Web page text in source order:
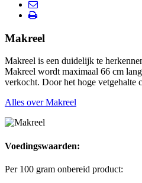
WhatsApp
Via
Print
Makreel
Makreel is een duidelijk te
Makreel wordt maximaal 66 cm
verkocht. Door het hoge vetgehalte
Alles overMakreel
Voedingswaarden:
Per 100 gram onbereid product: